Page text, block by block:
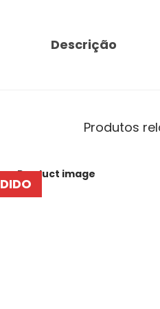
Descrição
Produtos